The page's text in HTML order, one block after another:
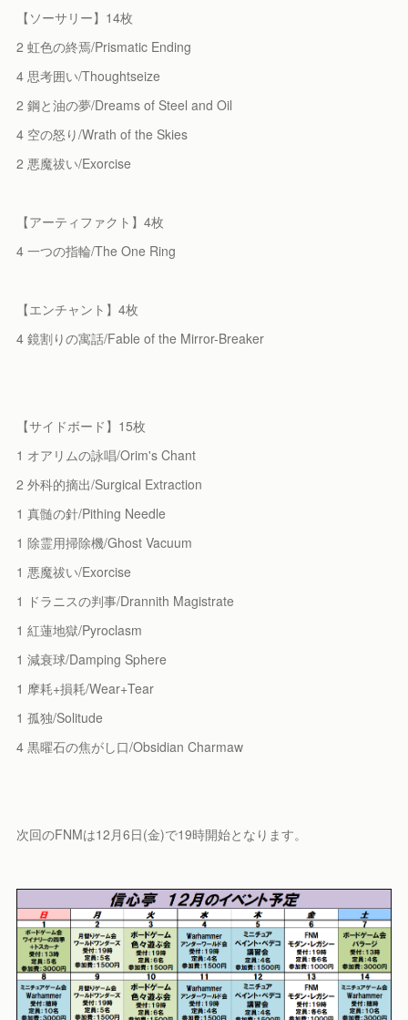
【ソーサリー】14枚
2 虹色の終焉/Prismatic Ending
4 思考囲い/Thoughtseize
2 鋼と油の夢/Dreams of Steel and Oil
4 空の怒り/Wrath of the Skies
2 悪魔祓い/Exorcise
【アーティファクト】4枚
4 一つの指輪/The One Ring
【エンチャント】4枚
4 鏡割りの寓話/Fable of the Mirror-Breaker
【サイドボード】15枚
1 オアリムの詠唱/Orim's Chant
2 外科的摘出/Surgical Extraction
1 真髄の針/Pithing Needle
1 除霊用掃除機/Ghost Vacuum
1 悪魔祓い/Exorcise
1 ドラニスの判事/Drannith Magistrate
1 紅蓮地獄/Pyroclasm
1 減衰球/Damping Sphere
1 摩耗+損耗/Wear+Tear
1 孤独/Solitude
4 黒曜石の焦がし口/Obsidian Charmaw
次回のFNMは12月6日(金)で19時開始となります。